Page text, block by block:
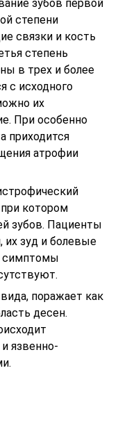
зубов первой
степени
связки и кость
степень
в трех и более
с исходного
их
При особенно
приходится
атрофии
котором
зубов. Пациенты
их зуд и болевые
симптомы
поражает как
десен.
язвенно-